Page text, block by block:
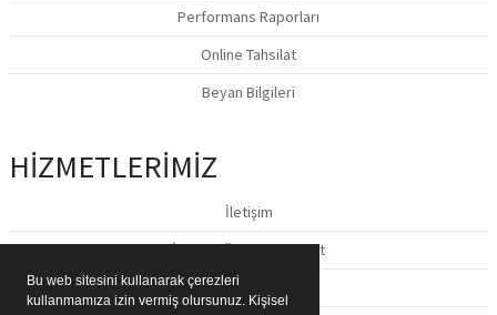
Bu web sitesini kullanarak çerezleri
kullanmamıza izin vermiş olursunuz. Kişisel
Performans Raporları
Online Tahsilat
Beyan Bilgileri
HİZMETLERİMİZ
İletişim
İstek & Öneri & Şikayet
Basın Materyalleri